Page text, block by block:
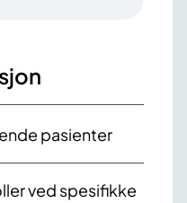
pasienter
ved spesifikke